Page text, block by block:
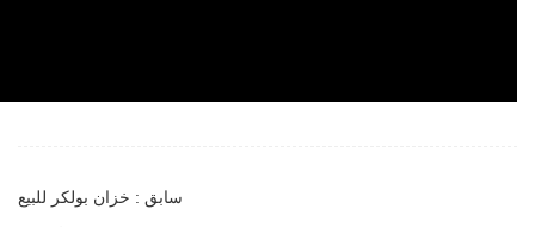
سابق : خزان بولكر للبيع